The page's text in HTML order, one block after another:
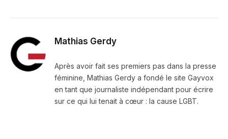
Mathias Gerdy
Après avoir fait ses premiers pas dans la presse
féminine, Mathias Gerdy a fondé le site Gayvox
en tant que journaliste indépendant pour écrire
sur ce qui lui tenait à cœur : la cause LGBT.